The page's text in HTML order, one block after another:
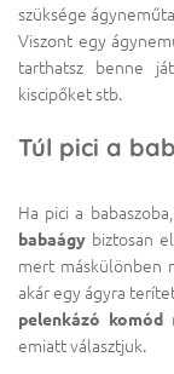
szüksége
Viszont egy
tarthatsz benne
kiscipőket stb.
Túl pici a
Ha pici a
babaágy biztosan
mert máskülönben
akár egy ágyra
pelenkázó komód
emiatt választjuk.